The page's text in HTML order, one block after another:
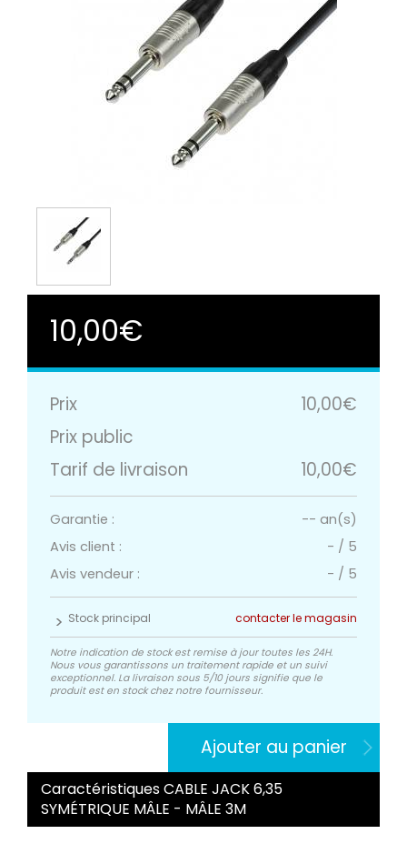
10,00€
Prix
10,00€
Prix public
Tarif de livraison
10,00€
Garantie :
-- an(s)
Avis client :
- / 5
Avis vendeur :
- / 5
Stock principal contacter le magasin
Notre indication de stock est remise à jour toutes les 24H.
Nous vous garantissons un traitement rapide et un suivi
exceptionnel. La livraison sous 5/10 jours signifie que le
produit est en stock chez notre fournisseur.
Ajouter au panier
Caractéristiques CABLE JACK 6,35
SYMÉTRIQUE MÂLE - MÂLE 3M